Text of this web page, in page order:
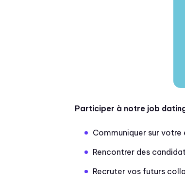
Participer à notre job
Communiquer sur votre
Rencontrer des
Recruter vos futurs